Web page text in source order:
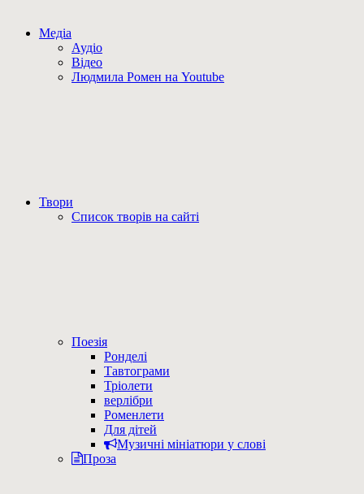
Медіа
Аудіо
Відео
Людмила Ромен на Youtube
Твори
Список творів на сайті
Поезія
Ронделі
Тавтограми
Тріолети
верлібри
Роменлети
Для дітей
Музичні мініатюри у слові
Проза